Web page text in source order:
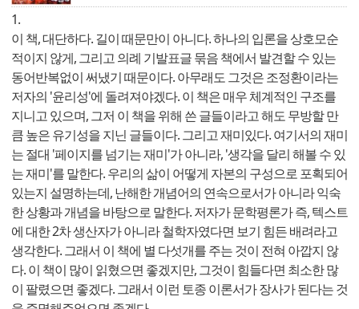
1.
이 책, 대단하다. 길이 때문만이 아니다. 하나의 입론을 상호모순
적이지 않게, 그리고 의례 기발표글 묶음 책에서 발견할 수 있는
동어반복없이 써냈기 때문이다. 아무래도 그것은 조정환이라는
저자의 '윤리성'에 돌려져야겠다. 이 책은 매우 체계적인 구조를
지니고 있으며, 그저 이 책을 위해 쓴 글들이라고 해도 무방할 만
큼 높은 유기성을 지닌 글들이다. 그리고 재미있다. 여기서의 재미
는 절대 '페이지를 넘기는 재미'가 아니라, '생각을 달리 해볼 수 있
는 재미'를 말한다. 우리의 삶이 어떻게 자본의 구성으로 포획되어
있는지 설명하는데, 난해한 개념어의 연속으로서가 아니라 익숙
한 상황과 개념을 바탕으로 말한다. 저자가 문학평론가 즉, 텍스트
에 대한 2차 생산자가 아니라 철학자였다면 보기 힘든 배려라고
생각한다. 그래서 이 책에 별 다섯개를 주는 것이 전혀 아깝지 않
다. 이 책이 많이 읽혔으면 좋겠지만, 그것이 힘들다면 최소한 많
이 팔렸으면 좋겠다. 그래서 이런 토종 이론서가 장사가 된다는 것